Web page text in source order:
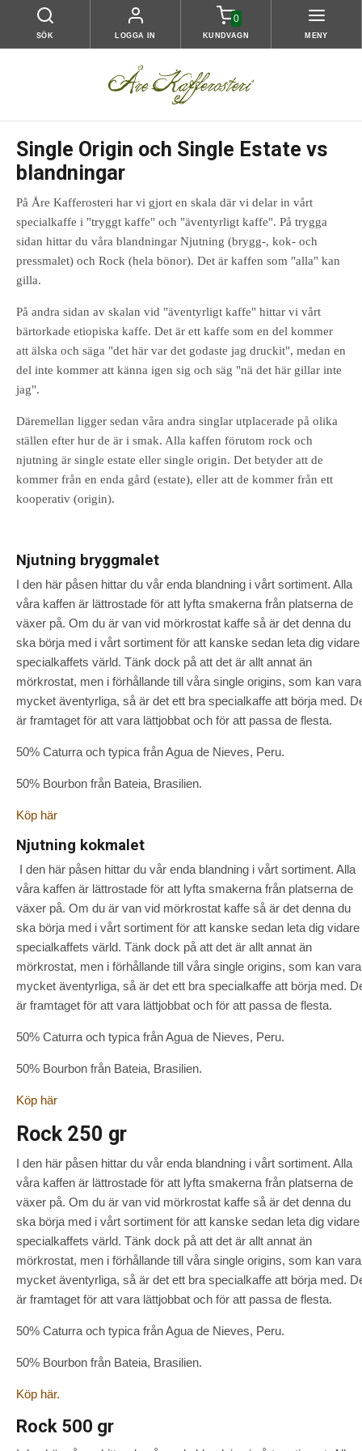
SÖK LOGGA IN
0
KUNDVAGN MENY
Single Origin och Single Estate vs
blandningar
På Åre Kafferosteri har vi gjort en skala där vi delar in vårt
specialkaffe i "tryggt kaffe" och "äventyrligt kaffe". På trygga
sidan hittar du våra blandningar Njutning (brygg-, kok- och
pressmalet) och Rock (hela bönor). Det är kaffen som "alla" kan
gilla.
På andra sidan av skalan vid "äventyrligt kaffe" hittar vi vårt
bärtorkade etiopiska kaffe. Det är ett kaffe som en del kommer
att älska och säga "det här var det godaste jag druckit", medan en
del inte kommer att känna igen sig och säg "nä det här gillar inte
jag".
Däremellan ligger sedan våra andra singlar utplacerade på olika
ställen efter hur de är i smak. Alla kaffen förutom rock och
njutning är single estate eller single origin. Det betyder att de
kommer från en enda gård (estate), eller att de kommer från ett
kooperativ (origin).
Njutning bryggmalet
I den här påsen hittar du vår enda blandning i vårt sortiment. Alla
våra kaffen är lättrostade för att lyfta smakerna från platserna de
växer på. Om du är van vid mörkrostat kaffe så är det denna du
ska börja med i vårt sortiment för att kanske sedan leta dig vidare
specialkaffets värld. Tänk dock på att det är allt annat än
mörkrostat, men i förhållande till våra single origins, som kan vara
mycket äventyrliga, så är det ett bra specialkaffe att börja med.
är framtaget för att vara lättjobbat och för att passa de flesta.
50% Caturra och typica från Agua de Nieves, Peru.
50% Bourbon från Bateia, Brasilien.
Köp här
Njutning kokmalet
I den här påsen hittar du vår enda blandning i vårt sortiment. Alla
våra kaffen är lättrostade för att lyfta smakerna från platserna de
växer på. Om du är van vid mörkrostat kaffe så är det denna du
ska börja med i vårt sortiment för att kanske sedan leta dig vidare
specialkaffets värld. Tänk dock på att det är allt annat än
mörkrostat, men i förhållande till våra single origins, som kan vara
mycket äventyrliga, så är det ett bra specialkaffe att börja med.
är framtaget för att vara lättjobbat och för att passa de flesta.
50% Caturra och typica från Agua de Nieves, Peru.
50% Bourbon från Bateia, Brasilien.
Köp här
Rock 250 gr
I den här påsen hittar du vår enda blandning i vårt sortiment. Alla
våra kaffen är lättrostade för att lyfta smakerna från platserna de
växer på. Om du är van vid mörkrostat kaffe så är det denna du
ska börja med i vårt sortiment för att kanske sedan leta dig vidare
specialkaffets värld. Tänk dock på att det är allt annat än
mörkrostat, men i förhållande till våra single origins, som kan vara
mycket äventyrliga, så är det ett bra specialkaffe att börja med.
är framtaget för att vara lättjobbat och för att passa de flesta.
50% Caturra och typica från Agua de Nieves, Peru.
50% Bourbon från Bateia, Brasilien.
Köp här.
Rock 500 gr